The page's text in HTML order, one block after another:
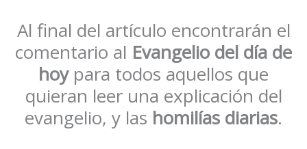
Al final del artículo encontrarán el
comentario al Evangelio del día de
hoypara todos aquellos que
quieran leer una explicación del
evangelio, y las homilías diarias.